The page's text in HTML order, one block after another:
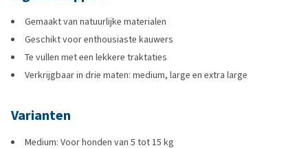
Gemaakt van natuurlijke materialen
Geschikt voor enthousiaste kauwers
Te vullen met een lekkere traktaties
Verkrijgbaar in drie maten: medium, large en extra large
Varianten
Medium: Voor honden van 5 tot 15 kg